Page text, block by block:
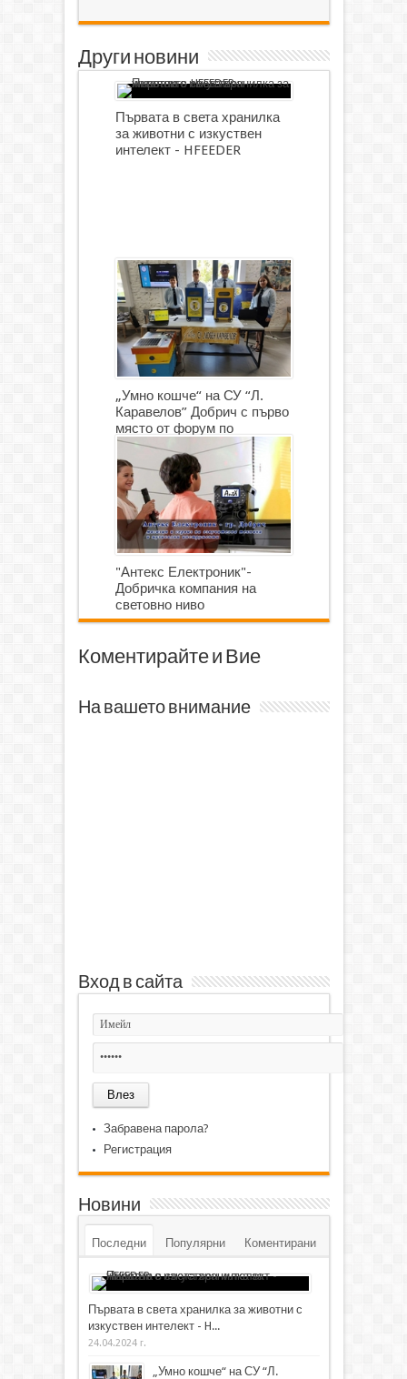
Други новини
Първата в света хранилка
за животни с изкуствен
интелект - HFEEDER
„Умно кошче“ на СУ “Л.
Каравелов” Добрич с първо
място от форум по
роботика
"Антекс Електроник"-
Добричка компания на
световно ниво
Коментирайте и Вие
На вашето внимание
Вход в сайта
Забравена парола?
Регистрация
Новини
Последни Популярни Коментирани
Първата в света хранилка за животни с
изкуствен интелект - H...
24.04.2024 г.
„Умно кошче“ на СУ “Л.